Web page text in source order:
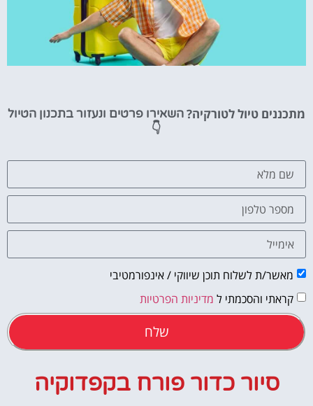
מציאת
לחצו
מתכננים טיול לטורקיה?השאירו פרטים ונעזור בתכנון הטיול
👇
מאשר/ת לשלוח תוכן שיווקי / אינפורמטיבי
קראתי והסכמתי ל מדיניות הפרטיות
שלח
סיור כדור פורח בקפדוקיה